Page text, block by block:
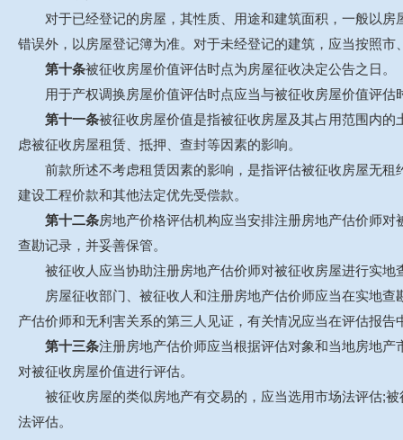
对于已经登记的房屋，其性质、用途和建筑面积，一般以房
错误外，以房屋登记簿为准。对于未经登记的建筑，应当按照
第十条被征收房屋价值评估时点为房屋征收决定公告之日。
用于产权调换房屋价值评估时点应当与被征收房屋价值评估
第十一条被征收房屋价值是指被征收房屋及其占用范围内
虑被征收房屋租赁、抵押、查封等因素的影响。
前款所述不考虑租赁因素的影响，是指评估被征收房屋无租
建设工程价款和其他法定优先受偿款。
第十二条房地产价格评估机构应当安排注册房地产估价师
查勘记录，并妥善保管。
被征收人应当协助注册房地产估价师对被征收房屋进行实地
房屋征收部门、被征收人和注册房地产估价师应当在实地查
产估价师和无利害关系的第三人见证，有关情况应当在评估报告
第十三条注册房地产估价师应当根据评估对象和当地房地
对被征收房屋价值进行评估。
被征收房屋的类似房地产有交易的，应当选用市场法评估;被
法评估。